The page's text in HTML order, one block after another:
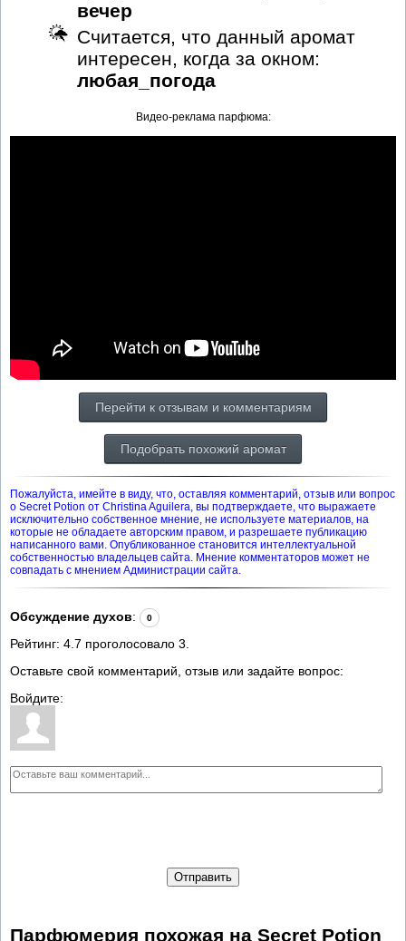
вечер
Считается, что данный аромат
интересен, когда за окном:
любая_погода
Видео-реклама парфюма:
Перейти к отзывам и комментариям
Подобрать похожий аромат
Пожалуйста, имейте в виду, что, оставляя комментарий, отзыв или вопрос
о Secret Potion от Christina Aguilera, вы подтверждаете, что выражаете
исключительно собственное мнение, не используете материалов, на
которые не обладаете авторским правом, и разрешаете публикацию
написанного вами. Опубликованное становится интеллектуальной
собственностью владельцев сайта. Мнение комментаторов может не
совпадать с мнением Администрации сайта.
Обсуждение духов: 0
Рейтинг: 4.7 проголосовало 3.
Оставьте свой комментарий, отзыв или задайте вопрос:
Войдите:
Отправить
Парфюмерия похожая на Secret Potion